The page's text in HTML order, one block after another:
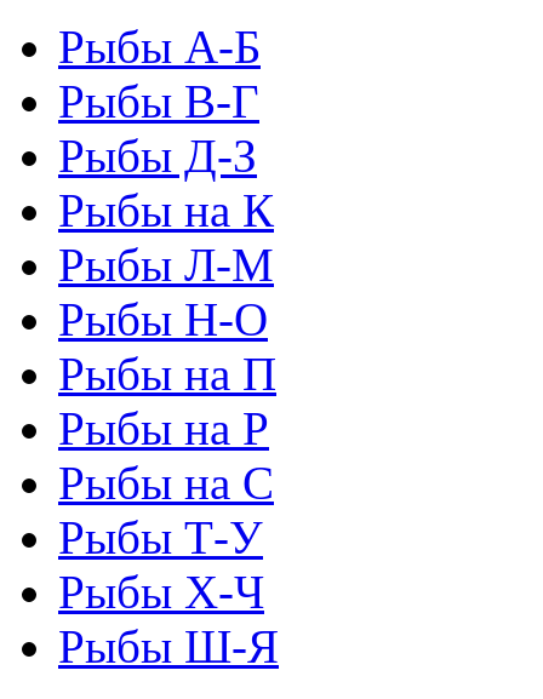
Рыбы А-Б
Рыбы В-Г
Рыбы Д-З
Рыбы на К
Рыбы Л-М
Рыбы Н-О
Рыбы на П
Рыбы на Р
Рыбы на С
Рыбы Т-У
Рыбы Х-Ч
Рыбы Ш-Я